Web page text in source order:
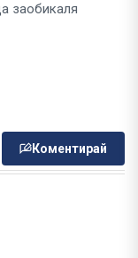
заобикаля
Коментирай